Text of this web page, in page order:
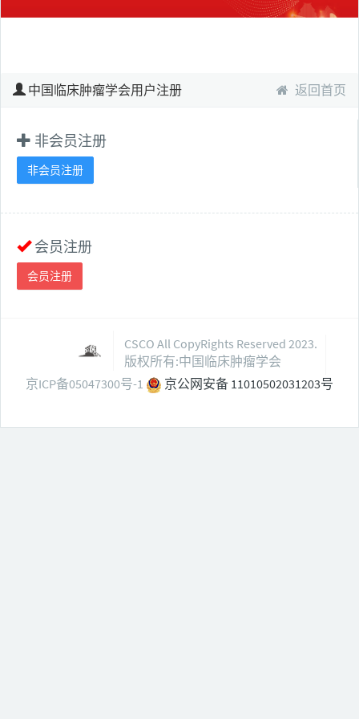
返回首页
中国临床肿瘤学会用户注册
非会员注册
非会员注册
会员注册
会员注册
CSCO All CopyRights Reserved 2023.
版权所有:中国临床肿瘤学会
京ICP备05047300号-1
京公网安备 11010502031203号